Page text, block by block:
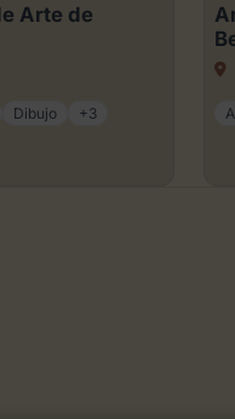
Arte de
Dibujo +3